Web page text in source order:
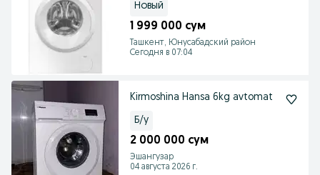
Новый
1 999 000 сум
Ташкент, Юнусабадский район
Сегодня в 07:04
Kirmoshina Hansa 6kg avtomat
Б/у
2 000 000 сум
Эшангузар
04 августа 2026 г.